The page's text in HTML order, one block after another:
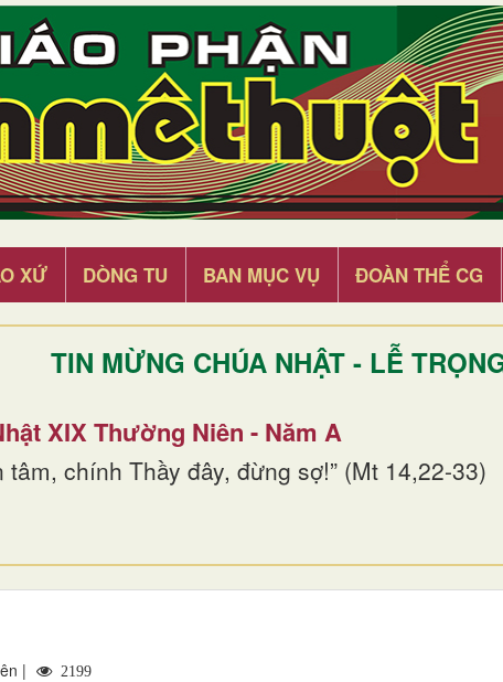
XỨ DÒNG TU BAN MỤC VỤ ĐOÀN THỂ CG
TIN MỪNG CHÚA NHẬT - LỄ
XIX Thường Niên - Năm A
tâm, chính Thầy đây, đừng sợ!” (Mt 14,22-33)
| 2199